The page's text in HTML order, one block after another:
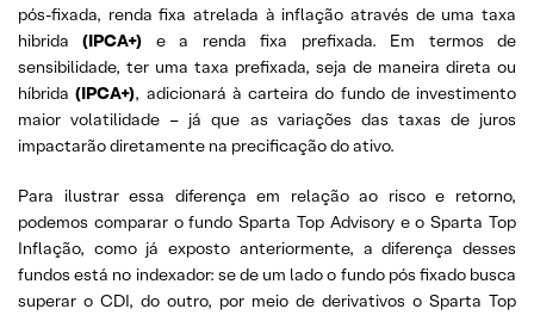
pós-fixada, renda fixa atrelada à inflação através de uma taxa
hibrida (IPCA+) e a renda fixa prefixada. Em termos de
sensibilidade, ter uma taxa prefixada, seja de maneira direta ou
híbrida(IPCA+), adicionará à carteira do fundo de investimento
maior volatilidade – já que as variações das taxas de juros
impactarão diretamente na precificação do ativo.
Para ilustrar essa diferença em relação ao risco e retorno,
podemos comparar o fundo Sparta Top Advisory e o Sparta Top
Inflação, como já exposto anteriormente, a diferença desses
fundos está no indexador: se de um lado o fundo pós fixado busca
superar o CDI, do outro, por meio de derivativos o Sparta Top